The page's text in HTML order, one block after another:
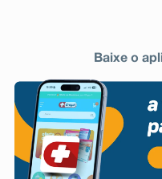
Baixe o